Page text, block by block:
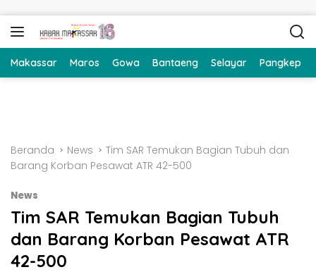
Makassar Maros Gowa Bantaeng Selayar Pangkep
Beranda News
Tim SAR Temukan Bagian Tubuh dan
Barang Korban Pesawat ATR 42-500
News
Tim SAR Temukan Bagian Tubuh
dan Barang Korban Pesawat ATR
42-500